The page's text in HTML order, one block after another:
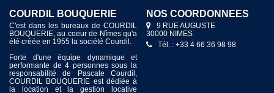
COURDIL BOUQUERIE
C'est dans les bureaux de COURDIL
BOUQUERIE, au coeur de Nîmes qu'a
été créée en 1955 la société Courdil.
Forte d'une équipe dynamique et
performante de 4 personnes sous la
responsabilité de Pascale Courdil,
COURDIL BOUQUERIE est dédiée à
la location et la gestion locative
NOS COORDONNÉES
9 RUE AUGUSTE
30000 NIMES
Tél. : +33 4 66 36 98 98